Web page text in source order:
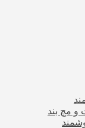
مچ بند